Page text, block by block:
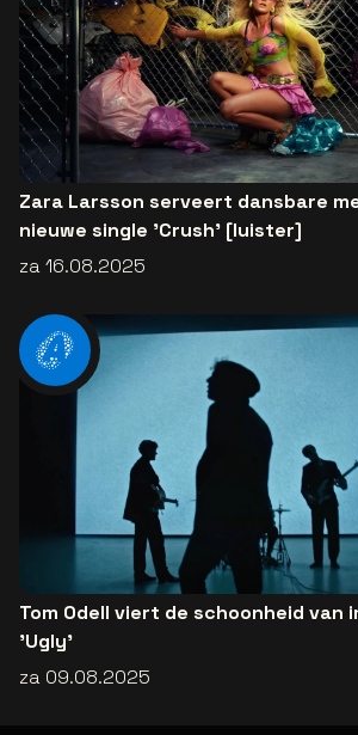
Zara Larsson serveert dansbare
nieuwe single 'Crush' [luister]
za 16.08.2025
Tom Odell viert de schoonheid
'Ugly'
za 09.08.2025